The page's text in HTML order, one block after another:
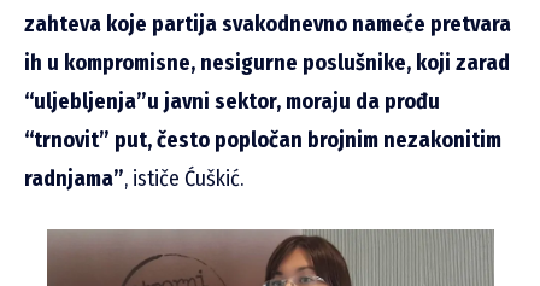
zahteva koje partija svakodnevno nameće pretvara
ih u kompromisne, nesigurne poslušnike, koji zarad
“uljebljenja”u javni sektor, moraju da prođu
“trnovit” put, često popločan brojnim nezakonitim
radnjama”, ističe Ćuškić.